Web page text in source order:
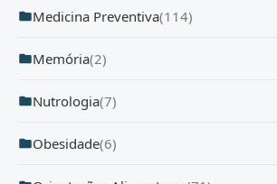
Medicina Preventiva(114)
Memória(2)
Nutrologia(7)
Obesidade(6)